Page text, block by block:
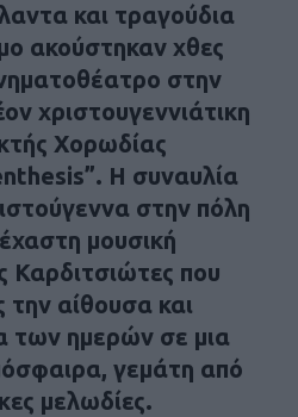
και τραγούδια
ακούστηκαν χθες
στην
χριστουγεννιάτικη
Χορωδίας
Η συναυλία
στην πόλη
μουσική
Καρδιτσιώτες που
την αίθουσα και
των ημερών σε μια
γεμάτη από
μελωδίες.